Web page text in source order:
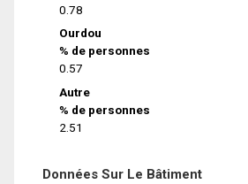
0.78
Ourdou
% de personnes
0.57
Autre
% de personnes
2.51
Données Sur Le Bâtiment